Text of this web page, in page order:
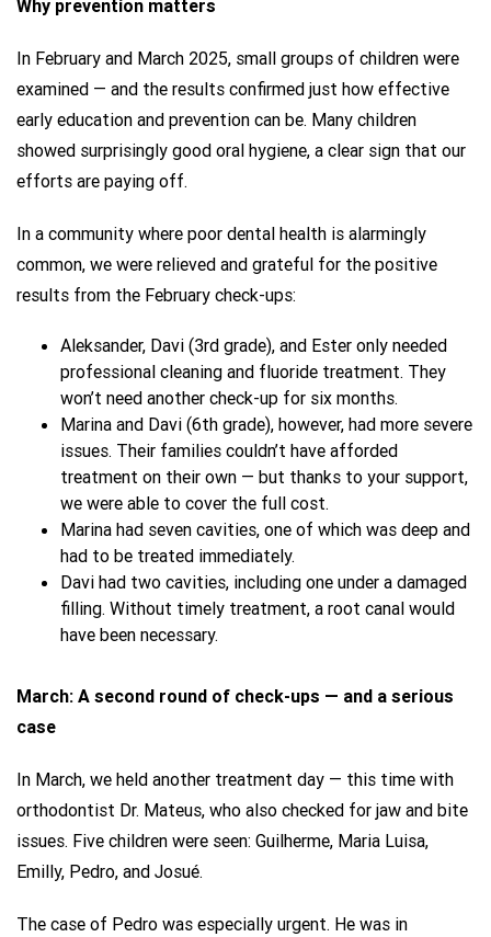
Why prevention matters
In February and March 2025, small groups of children were
examined — and the results confirmed just how effective
early education and prevention can be. Many children
showed surprisingly good oral hygiene, a clear sign that our
efforts are paying off.
In a community where poor dental health is alarmingly
common, we were relieved and grateful for the positive
results from the February check-ups:
Aleksander, Davi (3rd grade), and Ester only needed
professional cleaning and fluoride treatment. They
won’t need another check-up for six months.
Marina and Davi (6th grade), however, had more severe
issues. Their families couldn’t have afforded
treatment on their own — but thanks to your support,
we were able to cover the full cost.
Marina had seven cavities, one of which was deep and
had to be treated immediately.
Davi had two cavities, including one under a damaged
filling. Without timely treatment, a root canal would
have been necessary.
March: A second round of check-ups — and a serious
case
In March, we held another treatment day — this time with
orthodontist Dr. Mateus, who also checked for jaw and bite
issues. Five children were seen: Guilherme, Maria Luisa,
Emilly, Pedro, and Josué.
The case of Pedro was especially urgent. He was in